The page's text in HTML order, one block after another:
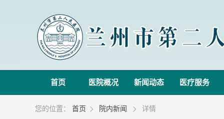
首页 医院概况 新闻动态 医疗服务
您的位置： 首页  院内新闻  详情